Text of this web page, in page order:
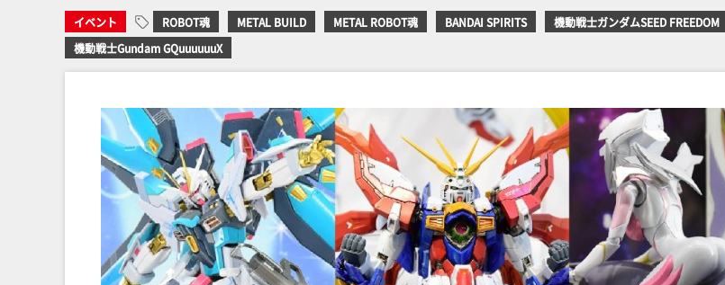
イベント ROBOT魂 METAL BUILD METAL ROBOT魂 BANDAI SPIRITS
機動戦士ガンダムSEED FREEDOM
機動戦士Gundam GQuuuuuuX